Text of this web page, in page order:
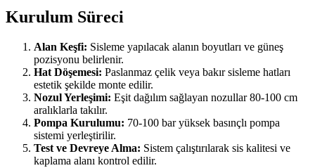
Kurulum Süreci
Alan Keşfi: Sisleme yapılacak alanın boyutları ve güneş
pozisyonu belirlenir.
Hat Döşemesi: Paslanmaz çelik veya bakır sisleme hatları
estetik şekilde monte edilir.
Nozul Yerleşimi: Eşit dağılım sağlayan nozullar 80-100 cm
aralıklarla takılır.
Pompa Kurulumu: 70-100 bar yüksek basınçlı pompa
sistemi yerleştirilir.
Test ve Devreye Alma: Sistem çalıştırılarak sis kalitesi ve
kaplama alanı kontrol edilir.